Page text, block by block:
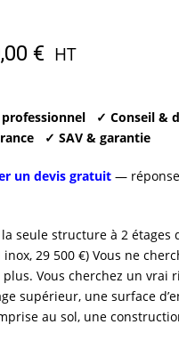
€ HT
✓ Conseil &
✓ SAV & garantie
un devis gratuit— réponse
seule structure à 2 étages
29 500 €) Vous ne
plus. Vous cherchez un
supérieur, une surface
au sol, une